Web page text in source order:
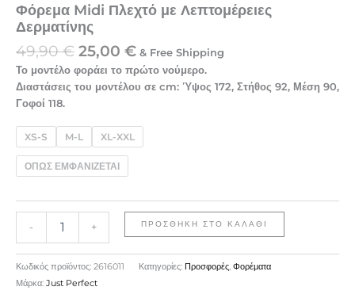
Φόρεμα Midi Πλεχτό με Λεπτομέρειες
Δερματίνης
49,90€ 25,00 € & Free Shipping
Το μοντέλο φοράει το πρώτο νούμερο.
Διαστάσεις του μοντέλου σε cm: Ύψος 172, Στήθος 92, Μέση 90,
Γοφοί 118.
XS-S M-L XL-XXL
ΟΠΩΣ ΕΜΦΑΝΙΖΕΤΑΙ
- + ΠΡΟΣΘΉΚΗ ΣΤΟ ΚΑΛΆΘΙ
Κωδικός προϊόντος: 2616011 Κατηγορίες: Προσφορές, Φορέματα
Μάρκα: Just Perfect